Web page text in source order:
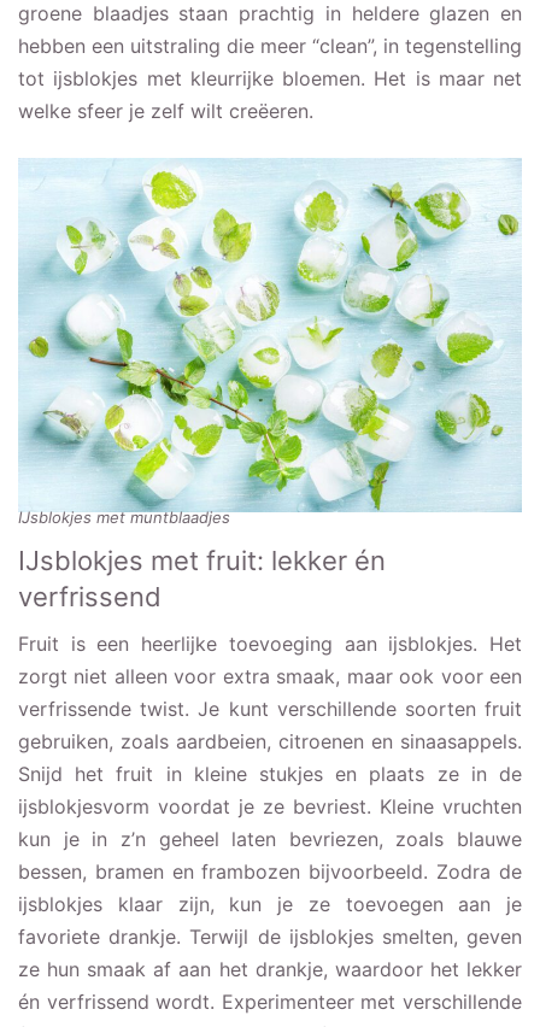
groene blaadjes staan prachtig in heldere glazen en
hebben een uitstraling die meer “clean”, in tegenstelling
tot ijsblokjes met kleurrijke bloemen. Het is maar net
welke sfeer je zelf wilt creëeren.
IJsblokjes met muntblaadjes
IJsblokjes met fruit: lekker én
verfrissend
Fruit is een heerlijke toevoeging aan ijsblokjes. Het
zorgt niet alleen voor extra smaak, maar ook voor een
verfrissende twist. Je kunt verschillende soorten fruit
gebruiken, zoals aardbeien, citroenen en sinaasappels.
Snijd het fruit in kleine stukjes en plaats ze in de
ijsblokjesvorm voordat je ze bevriest. Kleine vruchten
kun je in z’n geheel laten bevriezen, zoals blauwe
bessen, bramen en frambozen bijvoorbeeld. Zodra de
ijsblokjes klaar zijn, kun je ze toevoegen aan je
favoriete drankje. Terwijl de ijsblokjes smelten, geven
ze hun smaak af aan het drankje, waardoor het lekker
én verfrissend wordt. Experimenteer met verschillende